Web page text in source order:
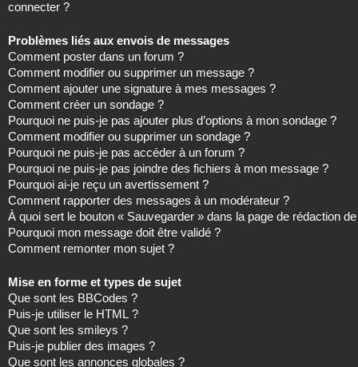
connecter ?
Problèmes liés aux envois de messages
Comment poster dans un forum ?
Comment modifier ou supprimer un message ?
Comment ajouter une signature à mes messages ?
Comment créer un sondage ?
Pourquoi ne puis-je pas ajouter plus d’options à mon sondage ?
Comment modifier ou supprimer un sondage ?
Pourquoi ne puis-je pas accéder à un forum ?
Pourquoi ne puis-je pas joindre des fichiers à mon message ?
Pourquoi ai-je reçu un avertissement ?
Comment rapporter des messages à un modérateur ?
À quoi sert le bouton « Sauvegarder » dans la page de rédaction
Pourquoi mon message doit être validé ?
Comment remonter mon sujet ?
Mise en forme et types de sujet
Que sont les BBCodes ?
Puis-je utiliser le HTML ?
Que sont les smileys ?
Puis-je publier des images ?
Que sont les annonces globales ?